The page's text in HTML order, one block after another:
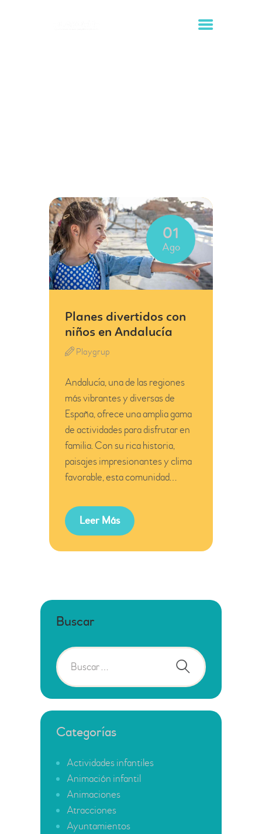
ORGANIZACIÓN DE
EVENTOS
CONTACTO
01
Ago
Planes divertidos con
niños en Andalucía
Playgrup
Andalucía, una de las regiones
más vibrantes y diversas de
España, ofrece una amplia gama
de actividades para disfrutar en
familia. Con su rica historia,
paisajes impresionantes y clima
favorable, esta comunidad…
Leer Más
Buscar
Categorías
Actividades infantiles
Animación infantil
Animaciones
Atracciones
Ayuntamientos